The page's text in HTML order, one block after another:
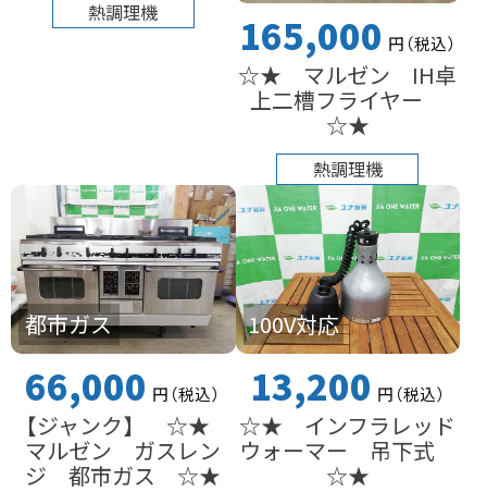
熱調理機 165,000 円（税込）
☆★ マルゼン IH卓
上二槽フライヤー
☆★
熱調理機
都市ガス
66,000 円（税込）
【ジャンク】 ☆★
マルゼン ガスレン
ジ 都市ガス ☆★
100V対応
13,200 円（税込）
☆★ インフラレッド
ウォーマー 吊下式
☆★